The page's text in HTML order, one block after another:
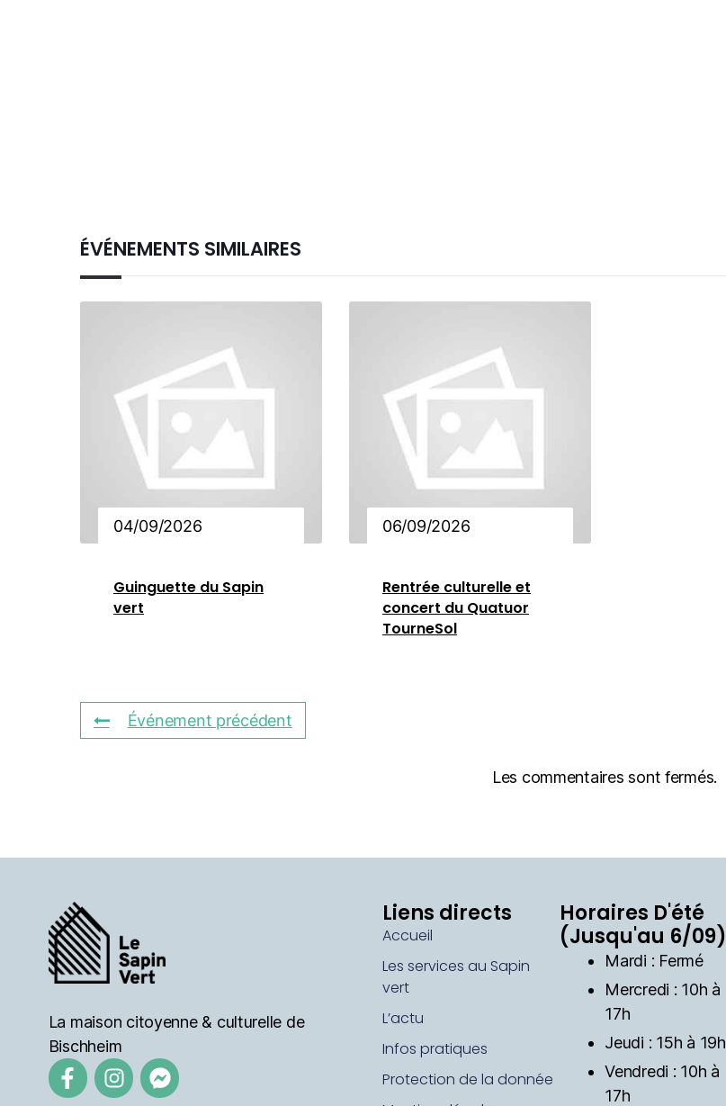
ÉVÉNEMENTS SIMILAIRES
04/09/2026
Guinguette du Sapin
vert
06/09/2026
Rentrée culturelle et
concert du Quatuor
TourneSol
Événement précédent
Les commentaires sont fermés.
La maison citoyenne & culturelle de
Bischheim
Liens directs
Accueil
Les services au Sapin
vert
L’actu
Infos pratiques
Protection de la donnée
Horaires D'été
(Jusqu'au 6/09)
Mardi : Fermé
Mercredi : 10h à
17h
Jeudi : 15h à 19h
Vendredi : 10h à
17h